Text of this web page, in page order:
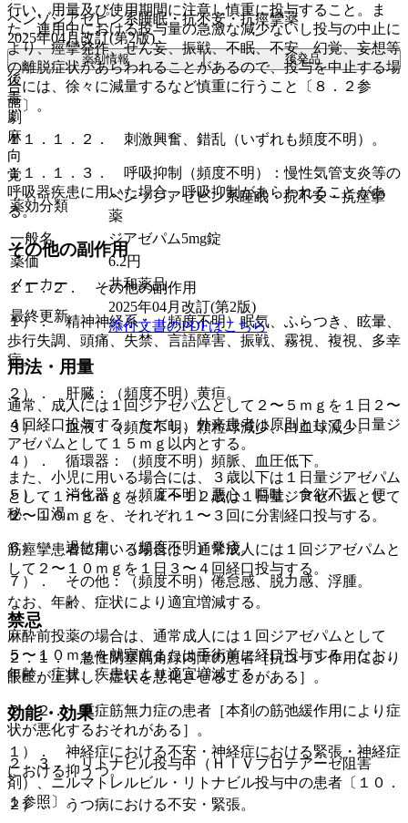
行い、用量及び使用期間に注意し慎重に投与すること。ま
た、連用中における投与量の急激な減少ないし投与の中止に
より、痙攣発作、せん妄、振戦、不眠、不安、幻覚、妄想等
の離脱症状があらわれることがあるので、投与を中止する場
合には、徐々に減量するなど慎重に行うこと〔８．２参
照〕。
１１．１．２． 刺激興奮、錯乱（いずれも頻度不明）。
１１．１．３． 呼吸抑制（頻度不明）：慢性気管支炎等の
呼吸器疾患に用いた場合、呼吸抑制があらわれることがあ
る。
その他の副作用
１１．２． その他の副作用
１）． 精神神経系：（頻度不明）眠気、ふらつき、眩暈、
歩行失調、頭痛、失禁、言語障害、振戦、霧視、複視、多幸
症。
２）． 肝臓：（頻度不明）黄疸。
３）． 血液：（頻度不明）顆粒球減少、白血球減少。
４）． 循環器：（頻度不明）頻脈、血圧低下。
５）． 消化器：（頻度不明）悪心、嘔吐、食欲不振、便
秘、口渇。
６）． 過敏症：（頻度不明）発疹。
７）． その他：（頻度不明）倦怠感、脱力感、浮腫。
禁忌
２．１． 急性閉塞隅角緑内障の患者［抗コリン作用により
眼圧が上昇し、症状を悪化させることがある］。
２．２． 重症筋無力症の患者［本剤の筋弛緩作用により症
状が悪化するおそれがある］。
２．３． リトナビル投与中（ＨＩＶプロテアーゼ阻害
剤）、ニルマトレルビル・リトナビル投与中の患者〔１０．
１参照〕。
ベンゾジアゼピン系睡眠・抗不安・抗痙攣薬
2025年04月改訂(第2版)
薬剤情報 後発品
後
毒
劇
麻
向
覚
薬効分類
ベンゾジアゼピン系睡眠・抗不安・抗痙攣
薬
一般名
ジアゼパム5mg錠
薬価
6.2円
メーカー
共和薬品
最終更新
2025年04月改訂(第2版)
添付文書のPDFはこちら
用法・用量
通常、成人には１回ジアゼパムとして２〜５ｍｇを１日２〜
４回経口投与する。ただし、外来患者は原則として１日量ジ
アゼパムとして１５ｍｇ以内とする。
また、小児に用いる場合には、３歳以下は１日量ジアゼパム
として１〜５ｍｇを、４〜１２歳は１日量ジアゼパムとして
２〜１０ｍｇを、それぞれ１〜３回に分割経口投与する。
筋痙攣患者に用いる場合は、通常成人には１回ジアゼパムと
して２〜１０ｍｇを１日３〜４回経口投与する。
なお、年齢、症状により適宜増減する。
麻酔前投薬の場合は、通常成人には１回ジアゼパムとして
５〜１０ｍｇを就寝前または手術前に経口投与する。なお、
年齢、症状、疾患により適宜増減する。
効能・効果
１）． 神経症における不安・神経症における緊張・神経症
における抑うつ。
２）． うつ病における不安・緊張。